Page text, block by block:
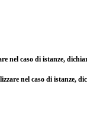
nel caso di istanze,
nel caso di istanze,